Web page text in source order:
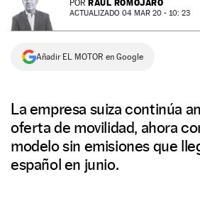
NEWSLETTER
SÍGUENOS
POR RAÚL ROMOJARO
ACTUALIZADO 04 MAR 20 - 10: 23
Añadir EL MOTOR en Google
La empresa suiza continúa
oferta de movilidad, ahora
modelo sin emisiones que
español en junio.